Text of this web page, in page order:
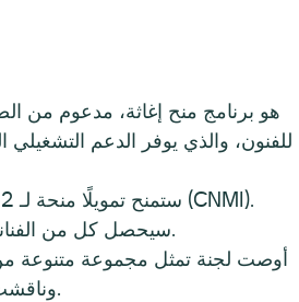
سيحصل كل من الفنانين الفرديين البالغ عددهم 28 على $3,000 كتمويل وستحصل المنظمات الثقافية الأربع على $10,000.
أوصت لجنة تمثل مجموعة متنوعة من
وناقشت طلبات كل متقدم. وركزت معايير المراجعة على الحاجة الواضحة، فضلاً عن المنفعة العامة والمجتمعية.